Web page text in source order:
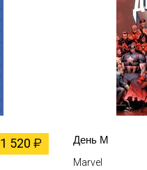
1 520 ₽ День М
Marvel